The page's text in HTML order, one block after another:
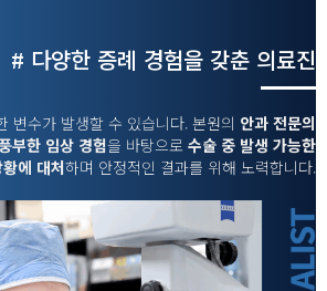
# 다양한 증례 경험을 갖춘 의료진
변수가 발생할 수 있습니다. 본원의 안과 전문의
부한 임상 경험을 바탕으로 수술 중 발생 가능한
에 대처하며 안정적인 결과를 위해 노력합니다.